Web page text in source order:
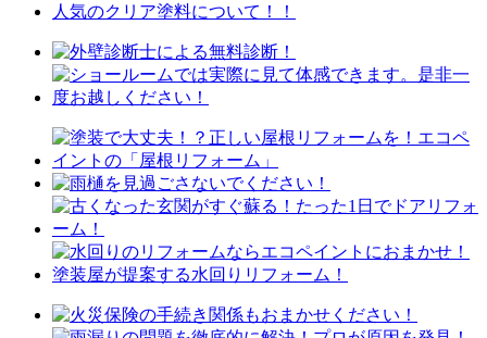
人気のクリア塗料について！！